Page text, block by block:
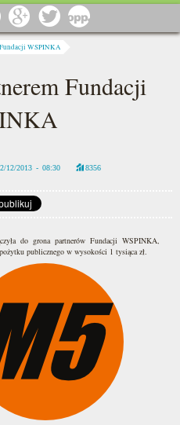
Facebook Google Twitter
WSPINKA
Fundacji
12/2013 - 08:30 8356
do grona partnerów Fundacji WSPINKA,
publicznego w wysokości 1 tysiąca zł.